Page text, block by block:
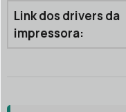
Link dos drivers da
impressora: